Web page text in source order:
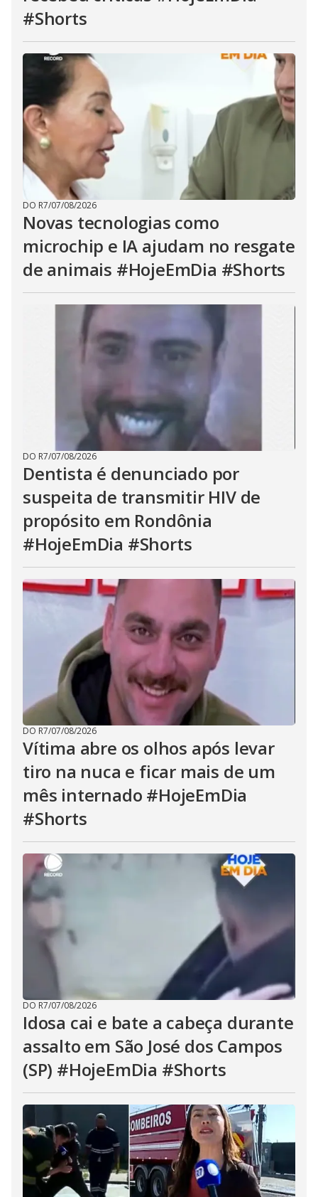
#Shorts
DO R7/07/08/2026
Novas tecnologias como
microchip e IA ajudam no resgate
de animais #HojeEmDia #Shorts
DO R7/07/08/2026
Dentista é denunciado por
suspeita de transmitir HIV de
propósito em Rondônia
#HojeEmDia #Shorts
DO R7/07/08/2026
Vítima abre os olhos após levar
tiro na nuca e ficar mais de um
mês internado #HojeEmDia
#Shorts
DO R7/07/08/2026
Idosa cai e bate a cabeça durante
assalto em São José dos Campos
(SP) #HojeEmDia #Shorts